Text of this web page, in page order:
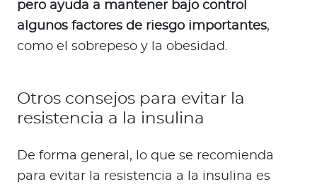
pero ayuda a mantener bajo control
algunos factores de riesgo importantes,
como el sobrepeso y la obesidad.
Otros consejos para evitar la
resistencia a la insulina
De forma general, lo que se recomienda
para evitar la resistencia a la insulina es